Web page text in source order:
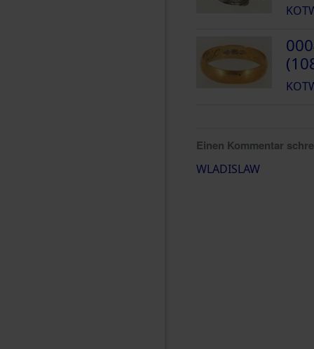
Einen Kommentar
WLADISLAW